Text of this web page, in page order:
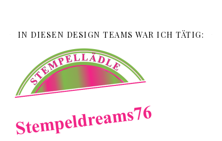
IN DIESEN DESIGN TEAMS WAR ICH TÄTIG: